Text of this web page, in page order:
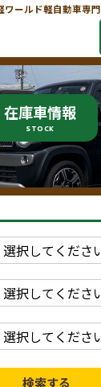
ールド軽自動車専
在庫車情報
STOCK